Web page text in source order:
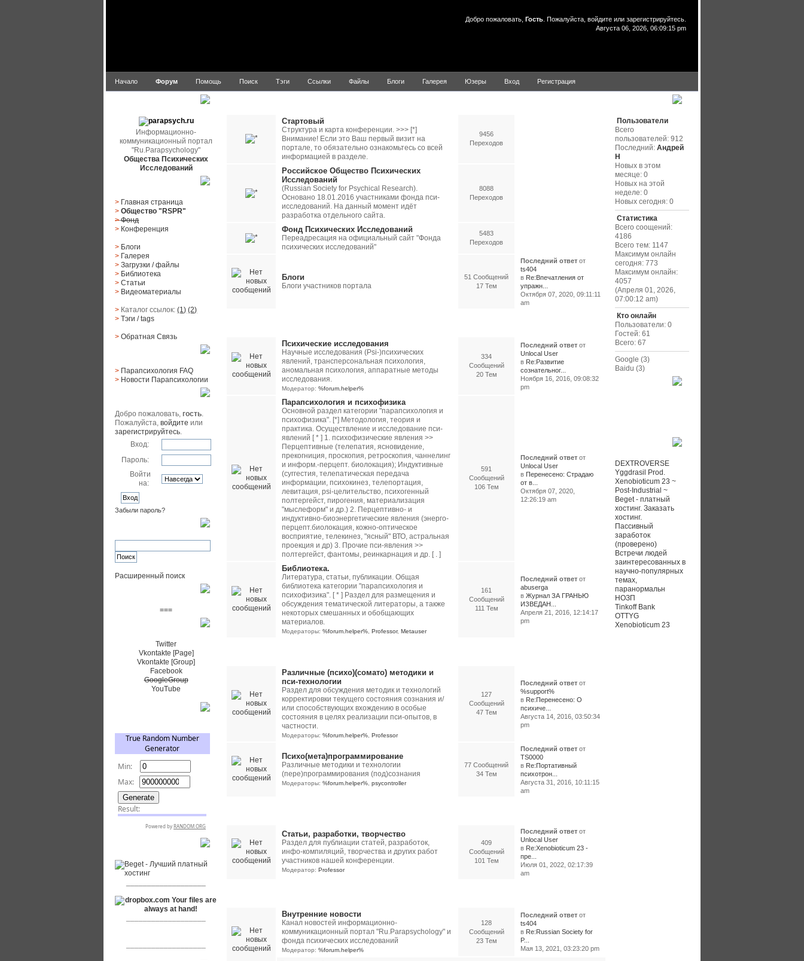
Добро пожаловать, Гость . Пожалуйста, войдите или зарегистрируйтесь
Августа 06, 2026, 06:09:15 pm
Начало Форум Помощь Поиск Тэги Ссылки Файлы Блоги Галерея Юзеры Вход Регистрация
Информационно-
коммуникационный портал
"Ru.Parapsychology"
Общества Психических
Исследований
> Главная страница
> Общество "RSPR"
> Фонд
> Конференция
> Блоги
> Галерея
> Загрузки/файлы
> Библиотека
> Статьи
> Видеоматериалы
> Каталог ссылок:(1) (2)
> Тэги/ tags
> Обратная Cвязь
> Парапсихология FAQ
> Новости Парапсихологии
Добро пожаловать,гость.
Пожалуйста,войдите или
зарегистрируйтесь.
Вход:
Пароль:
Войти
на:
Забыли пароль?
Расширенный поиск
===
Twitter
Vkontakte [Page]
Vkontakte [Group]
Facebook
GoogleGroup
YouTube
Стартовый
Структура и карта конференции. >>> [*]
Внимание! Если это Ваш первый визит на
портале, то обязательно ознакомьтесь со всей
информацией в разделе.
9456
Переходов
Российское Общество Психических
Исследований
(Russian Society for Psychical Research).
Основано 18.01.2016 участниками фонда пси-
исследований. На данный момент идёт
разработка отдельного сайта.
8088
Переходов
Фонд Психических Исследований
Переадресация на официальный сайт "Фонда
психических исследований"
5483
Переходов
Блоги
Блоги участников портала
51 Сообщений
17 Тем
Последний ответот
ts404
в Re:Впечатления от
упражн...
Октября 07, 2020, 09:11:11
am
Психические исследования
Научные исследования (Psi-)психических
явлений, трансперсональная психология,
аномальная психология, аппаратные методы
исследования.
Модератор:%forum.helper%
334
Сообщений
20 Тем
Последний ответот
Unlocal User
в Re:Развитие
сознательног...
Ноября 16, 2016, 09:08:32
pm
Парапсихология и психофизика
Основной раздел категории "парапсихология и
психофизика". [*] Методология, теория и
практика. Осуществление и исследование пси-
явлений [ * ] 1. психофизические явления >>
Перцептивные (телепатия, ясновидение,
прекогниция, проскопия, ретроскопия, чаннелинг
и информ.-перцепт. биолокация); Индуктивные
(суггестия, телепатическая передача
информации, психокинез, телепортация,
левитация, psi-целительство, психогенный
полтергейст, пирогения, материализация
"мыслеформ" и др.) 2. Перцептивно- и
индуктивно-биоэнергетические явления (энерго-
перцепт.биолокация, кожно-оптическое
восприятие, телекинез, "ясный" ВТО, астральная
проекция и др) 3. Прочие пси-явления >>
полтергейст, фантомы, реинкарнация и др. [ . ]
591
Сообщений
106 Тем
Последний ответот
Unlocal User
в Перенесено: Страдаю
от в...
Октября 07, 2020,
12:26:19 am
Библиотека.
Литература, статьи, публикации. Общая
библиотека категории "парапсихология и
психофизика". [ * ] Раздел для размещения и
обсуждения тематической литераторы, а также
некоторых смешанных и обобщающих
материалов.
Модераторы:%forum.helper% ,Professor,Metauser
161
Сообщений
111 Тем
Последний ответот
abuserga
в Журнал ЗА ГРАНЬЮ
ИЗВЕДАН...
Апреля 21, 2016, 12:14:17
pm
Различные (психо)(сомато) методики и
пси-технологии
Раздел для обсуждения методик и технологий
корректировки текущего состояния сознания и/
или способствующих вхождению в особые
состояния в целях реализации пси-опытов, в
частности.
Модераторы:%forum.helper% ,Professor
127
Сообщений
47 Тем
Последний ответот
%support%
в Re:Перенесено: О
психиче...
Августа 14, 2016, 03:50:34
pm
Психо(мета)программирование
Различные методики и технологии
(пере)программирования (под)сознания
Модераторы:%forum.helper% ,psycontroller
77 Сообщений
34 Тем
Последний ответот
TS0000
в Re:Портативный
психотрон...
Августа 31, 2016, 10:11:15
am
Статьи, разработки, творчество
Раздел для публиации статей, разработок,
инфо-компиляций, творчества и других работ
участников нашей конференции.
Модератор:Professor
409
Сообщений
101 Тем
Последний ответот
Unlocal User
в Re:Xenobioticum 23 -
пре...
Июля 01, 2022, 02:17:39
am
Внутренние новости
Канал новостей информационно-
коммуникационный портал "Ru.Parapsychology" и
фонда психических исследований
Модератор:%forum.helper%
128
Сообщений
23 Тем
Последний ответот
ts404
в Re:Russian Society for
P...
Мая 13, 2021, 03:23:20 pm
Пользователи
Всего
пользователей: 912
Последний:Андрей
Н
Новых в этом
месяце: 0
Новых на этой
неделе: 0
Новых сегодня: 0
Статистика
Всего соощений:
4186
Всего тем: 1147
Максимум онлайн
сегодня: 773
Максимум онлайн:
4057
(Апреля 01, 2026,
07:00:12 am)
Кто онлайн
Пользователи: 0
Гостей: 61
Всего: 67
Google (3)
Baidu (3)
DEXTROVERSE
Yggdrasil Prod.
Xenobioticum 23 ~
Post-Industrial ~
Beget - платный
хостинг. Заказать
хостинг.
Пассивный
заработок
(проверено)
Встречи людей
заинтересованных в
научно-популярных
темах,
паранормальн
НОЗП
Tinkoff Bank
OTTYG
Xenobioticum 23